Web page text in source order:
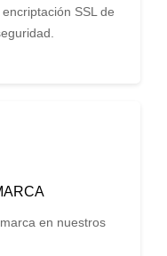
SSL de
en nuestros